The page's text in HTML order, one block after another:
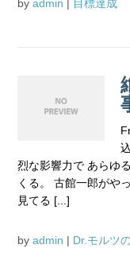
by admin | 目標達成
烈な影響力で あらゆ
くる。 古館一郎がや
見てる [...]
by admin | Dr.モルツ